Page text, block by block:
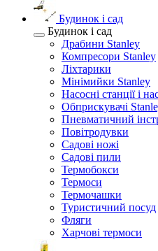
Будинок і сад
Будинок і сад
Драбини Stanley
Компресори Stanley
Ліхтарики
Мінімийки Stanley
Насосні станції і
Обприскувачі
Пневматичний
Повітродувки
Садові ножі
Садові пили
Термобокси
Термоси
Термочашки
Туристичний посуд
Фляги
Харчові термоси